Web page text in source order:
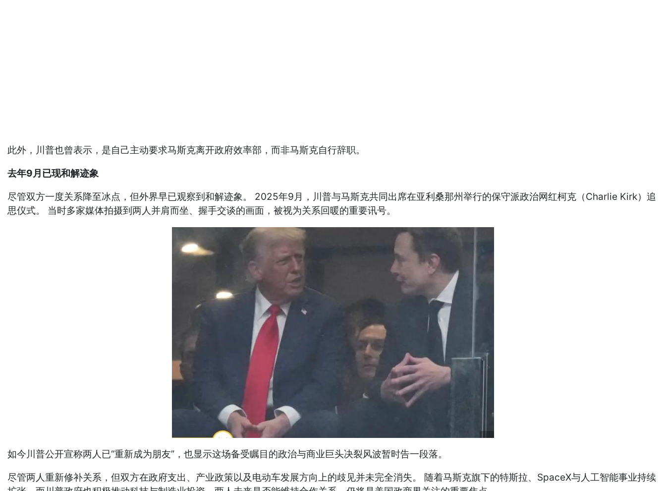
此外，川普也曾表示，是自己主动要求马斯克离开政府效率部，而非马斯克自行辞职。
去年9月已现和解迹象
尽管双方一度关系降至冰点，但外界早已观察到和解迹象。 2025年9月，川普与马斯克共同出席在亚利桑那州举行的保守派政治网红柯克（Charlie Kirk）追
思仪式。 当时多家媒体拍摄到两人并肩而坐、握手交谈的画面，被视为关系回暖的重要讯号。
如今川普公开宣称两人已“重新成为朋友”，也显示这场备受瞩目的政治与商业巨头决裂风波暂时告一段落。
尽管两人重新修补关系，但双方在政府支出、产业政策以及电动车发展方向上的歧见并未完全消失。 随着马斯克旗下的特斯拉、SpaceX与人工智能事业持续